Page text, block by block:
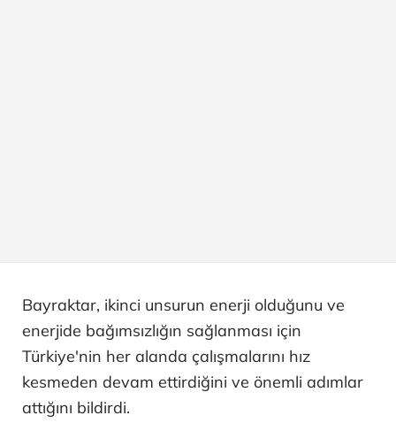
Bayraktar, ikinci unsurun enerji olduğunu ve
enerjide bağımsızlığın sağlanması için
Türkiye'nin her alanda çalışmalarını hız
kesmeden devam ettirdiğini ve önemli adımlar
attığını bildirdi.